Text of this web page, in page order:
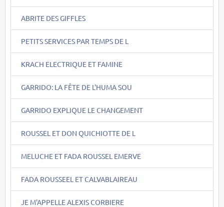
ABRITE DES GIFFLES
PETITS SERVICES PAR TEMPS DE L
KRACH ELECTRIQUE ET FAMINE
GARRIDO: LA FÊTE DE L'HUMA SOU
GARRIDO EXPLIQUE LE CHANGEMENT
ROUSSEL ET DON QUICHIOTTE DE L
MELUCHE ET FADA ROUSSEL EMERVE
FADA ROUSSEEL ET CALVABLAIREAU
JE M'APPELLE ALEXIS CORBIERE